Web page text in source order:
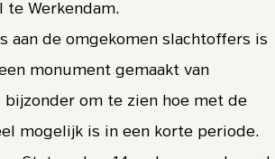
te Werkendam.
aan de omgekomen slachtoffers is
monument gemaakt van
om te zien hoe met de
mogelijk is in een korte periode.